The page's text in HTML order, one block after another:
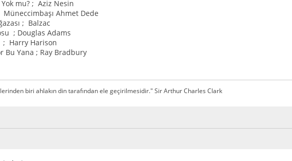
mu? ; Aziz Nesin
Ahmet Dede
; Balzac
; Douglas Adams
; Harry Harison
Bu Yana ; Ray Bradbury
biri ahlakın din tarafından ele geçirilmesidir." Sir Arthur Charles Clark